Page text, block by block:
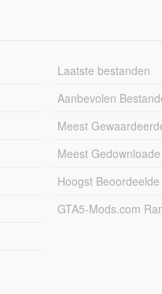
Laatste bestanden
Aanbevolen
Meest
Meest
Hoogst
GTA5-Mods.com